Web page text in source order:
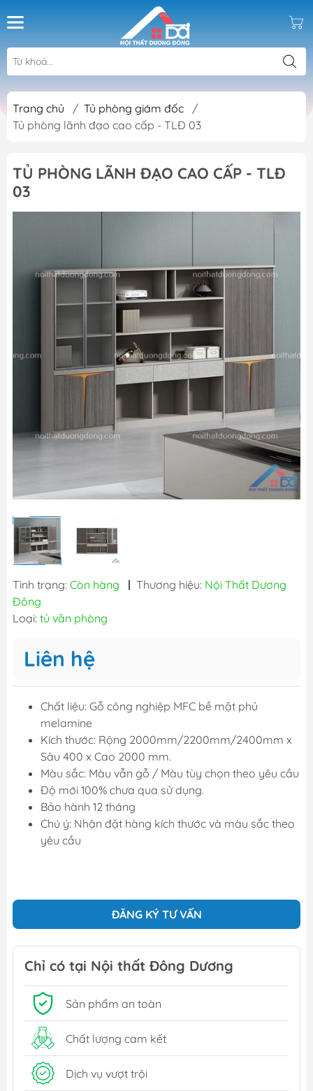
Trang chủ / Tủ phòng giám đốc
/
Tủ phòng lãnh đạo cao cấp - TLĐ 03
TỦ PHÒNG LÃNH ĐẠO CAO CẤP - TLĐ
03
Tình trạng: Còn hàng | Thương hiệu: Nội Thất Dương
Đông
Loại: tủ văn phòng
Liên hệ
Chất liệu: Gỗ công nghiệp MFC bề mặt phủ
melamine
Kích thước: Rộng 2000mm/2200mm/2400mm x
Sâu 400 x Cao 2000 mm.
Màu sắc: Màu vẫn gỗ / Màu tùy chọn theo yêu cầu
Độ mới 100% chưa qua sử dụng.
Bảo hành 12 tháng
Chú ý: Nhận đặt hàng kích thước và màu sắc theo
yêu cầu
ĐĂNG KÝ TƯ VẤN
Chỉ có tại Nội thất Đông Dương
Sản phẩm an toàn
Chất lượng cam kết
Dịch vụ vượt trội